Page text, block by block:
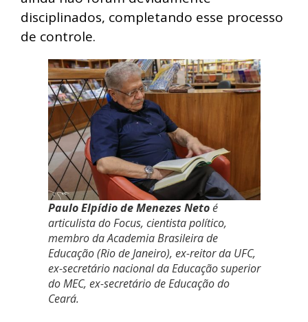
disciplinados, completando esse processo
de controle.
Paulo Elpídio de Menezes Netoé
articulista do Focus, cientista político,
membro da Academia Brasileira de
Educação (Rio de Janeiro), ex-reitor da UFC,
ex-secretário nacional da Educação superior
do MEC, ex-secretário de Educação do
Ceará.